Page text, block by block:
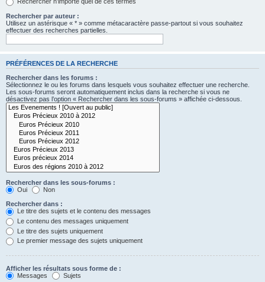
Rechercher par auteur :
Utilisez un astérisque « * » comme métacaractère passe-partout si vous souhaitez
effectuer des recherches partielles.
PRÉFÉRENCES DE LA RECHERCHE
Rechercher dans les forums :
Sélectionnez le ou les forums dans lesquels vous souhaitez effectuer une recherche.
Les sous-forums seront automatiquement inclus dans la recherche si vous ne
désactivez pas l’option « Rechercher dans les sous-forums » affichée ci-dessous.
Rechercher dans les sous-forums :
Oui
Non
Rechercher dans :
Le titre des sujets et le contenu des messages
Le contenu des messages uniquement
Le titre des sujets uniquement
Le premier message des sujets uniquement
Afficher les résultats sous forme de :
Messages
Sujets